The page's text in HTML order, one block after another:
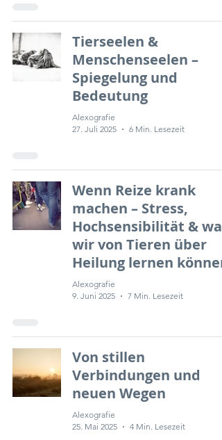
Tierseelen &
Menschenseelen –
Spiegelung und
Bedeutung
Alexografie
27. Juli 2025
6 Min. Lesezeit
Wenn Reize krank
machen – Stress,
Hochsensibilität & was
wir von Tieren über
Heilung lernen können
Alexografie
9. Juni 2025
7 Min. Lesezeit
Von stillen
Verbindungen und
neuen Wegen
Alexografie
25. Mai 2025
4 Min. Lesezeit